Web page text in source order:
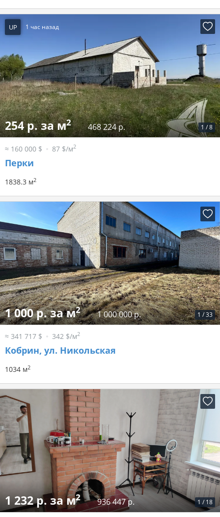
UP 1 час назад
1 /8
254 р. за м2 468 224 р.
≈ 160 000 $ 87 $/м2
Перки
1838.3 м2
1 /33
1 000 р. за м2 1 000 000 р.
≈ 341 717 $ 342 $/м2
Кобрин, ул. Никольская
1034 м2
1 / 18
1 232 р. за м2 936 447 р.